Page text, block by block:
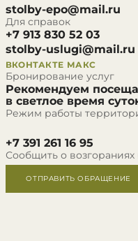
stolby-epo@mail.ru
Для справок
+7 913 830 52 03
stolby-uslugi@mail.ru
ВКОНТАКТЕ МАКС
Бронирование услуг
Рекомендуем
в светлое время
Режим работы
+7 391 261 16 95
Сообщить о
ОТПРАВИТЬ ОБРАЩЕНИЕ